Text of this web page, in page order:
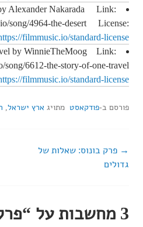
Alexander Nakarada Link:
song/4964-the-desert License:
filmmusic.io/standard-license
by WinnieTheMoog Link:
song/6612-the-story-of-one-travel
filmmusic.io/standard-license
פורסם ב-פודקאסט מתויג ארץ ישראל,
ניווט
פרק בונוס: שאלות של
גדולים
3 מחשבות על “